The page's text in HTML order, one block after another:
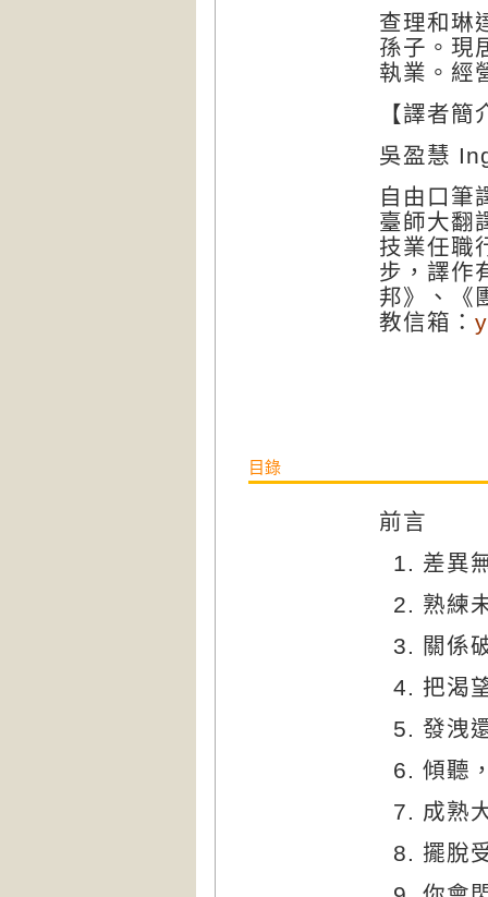
查理和琳
孫子。現
執業。經
【譯者簡
吳盈慧
自由口筆
臺師大翻
技業任職
步，譯作
邦》、《
教信箱：
目錄
前言
差異
熟練
關係
把渴
發洩
傾聽
成熟
擺脫